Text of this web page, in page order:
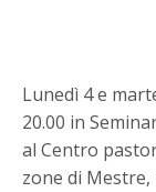
Lunedì 4 e
20.00 in
al Centro
zone di